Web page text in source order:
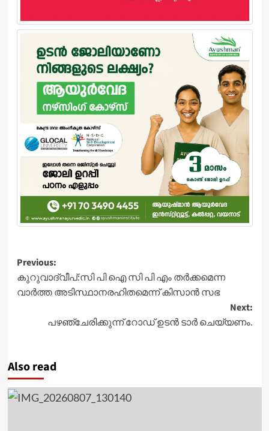
Post
navigation
Previous:
കുറുവാദ്വീപ്:സി പി ഐ സി പി എം തർക്കമെന്ന
വാർത്ത അടിസ്ഥാനരഹിതമെന്ന് കിസാൻ സഭ
Next:
പഴഞ്ചേരിക്കുന്ന് റോഡ് ഉടൻ ടാർ ചെയ്യണം.
Also read